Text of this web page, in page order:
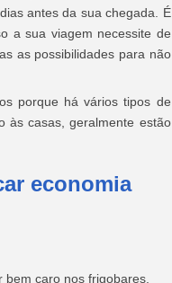
antes da sua chegada. É
a sua viagem necessite de
as possibilidades para não
porque há vários tipos de
às casas, geralmente estão
economia
caro nos frigobares.